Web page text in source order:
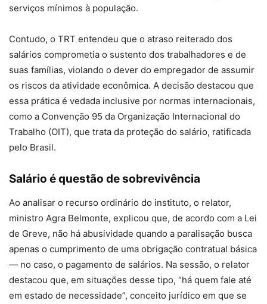
serviços mínimos à população.
Contudo, o TRT entendeu que o atraso reiterado dos
salários comprometia o sustento dos trabalhadores e de
suas famílias, violando o dever do empregador de assumir
os riscos da atividade econômica. A decisão destacou que
essa prática é vedada inclusive por normas internacionais,
como a Convenção 95 da Organização Internacional do
Trabalho (OIT), que trata da proteção do salário, ratificada
pelo Brasil.
Salário é questão de sobrevivência
Ao analisar o recurso ordinário do instituto, o relator,
ministro Agra Belmonte, explicou que, de acordo com a Lei
de Greve, não há abusividade quando a paralisação busca
apenas o cumprimento de uma obrigação contratual básica
— no caso, o pagamento de salários. Na sessão, o relator
destacou que, em situações desse tipo, “há quem fale até
em estado de necessidade”, conceito jurídico em que se